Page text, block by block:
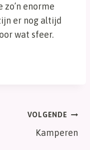
enorme
er nog altijd
wat sfeer.
VOLGENDE
Kamperen